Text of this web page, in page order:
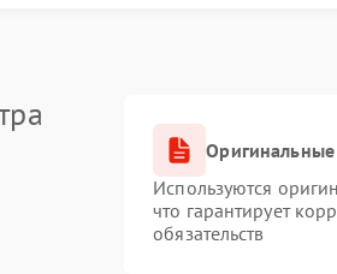
Используются
что гарантирует
обязательств